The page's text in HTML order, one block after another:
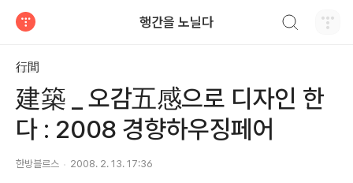
행간을 노닐다
行間
建築 _ 오감五感으로 디자인 한
다 : 2008 경향하우징페어
한방블르스 2008. 2. 13. 17:36